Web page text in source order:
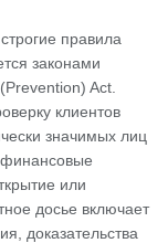
правила
законами
Act.
клиентов
значимых лиц
или
досье включает
доказательства